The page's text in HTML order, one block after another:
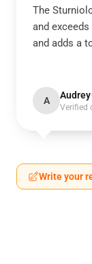
The
and
and adds a
A Audrey
Verified
Write your